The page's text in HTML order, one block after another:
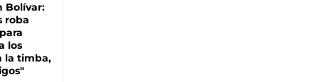
Bolívar:
roba
los
la timba,